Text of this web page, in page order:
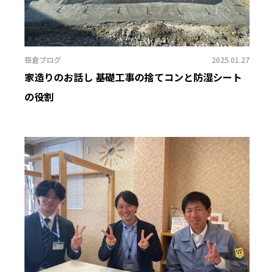
笹倉ブログ 2025.01.27
家造りのお話し 基礎工事の捨てコンと防湿シート
の役割